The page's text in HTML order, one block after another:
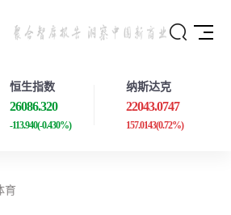
恒生指数
26086.320
-113.940(-0.430%)
纳斯达克
22043.0747
157.0143(0.72%)
育